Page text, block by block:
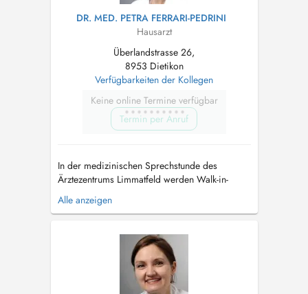
DR. MED. PETRA FERRARI-PEDRINI
Hausarzt
Überlandstrasse 26,
8953 Dietikon
Verfügbarkeiten der Kollegen
Keine online Termine verfügbar
Termin per Anruf
In der medizinischen Sprechstunde des
Ärztezentrums Limmatfeld werden Walk-in-
Patienten sowie auch Patienten welche uns als
Hausarzt aufsuchen behandelt. Im Rahmen der
ein breites medizinisches Leistungsangebot im
Bereich der Allgemein- und Hausarztmedi...
Alle anzeigen